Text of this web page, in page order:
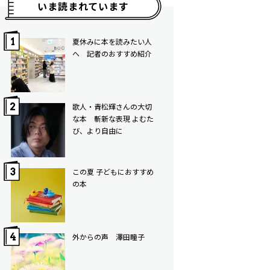
いま読まれています
夏休みに本を読みたい人
へ 記者のおすすめ紹介
歌人・青松輝さんの大切
な本 斬新な表現 よむた
び、より自由に
この夏 子どもにおすすめ
の本
外からの声 澤田瞳子